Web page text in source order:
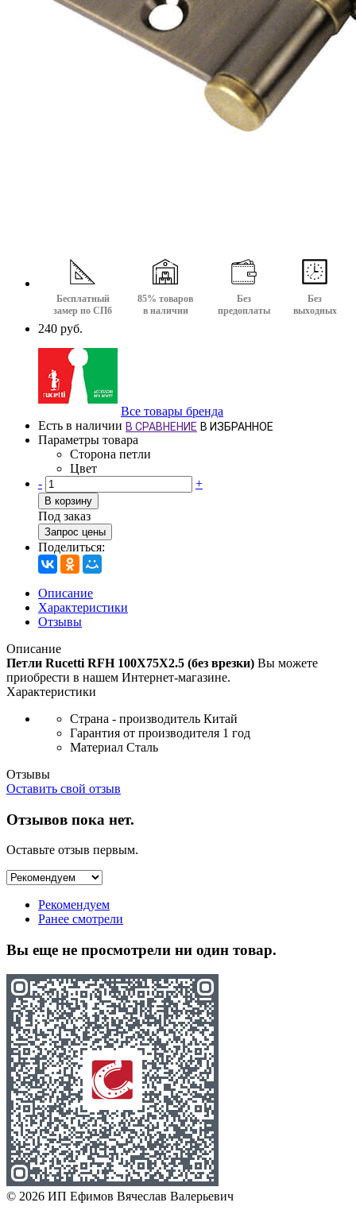
Бесплатный
замер по СПб
85% товаров
в наличии
Без
предоплаты
Без
выходных
240 руб.
Все товары бренда
Есть в наличии В СРАВНЕНИЕ В ИЗБРАННОЕ
Параметры товара
Сторона петли
Цвет
-
+
В корзину
Под заказ
Запрос цены
Поделиться:
Описание
Характеристики
Отзывы
Описание
Петли Rucetti RFH 100X75X2.5 (без врезки) Вы можете
приобрести в нашем Интернет-магазине.
Характеристики
Страна - производитель Китай
Гарантия от производителя 1 год
Материал Сталь
Отзывы
Оставить свой отзыв
Отзывов пока нет.
Оставьте отзыв первым.
Рекомендуем
Ранее смотрели
Вы еще не просмотрели ни один товар.
© 2026 ИП Ефимов Вячеслав Валерьевич